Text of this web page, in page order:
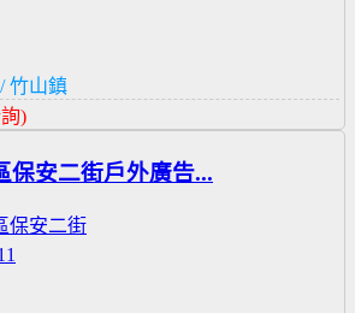
竹山鎮
)
保安二街戶外廣告...